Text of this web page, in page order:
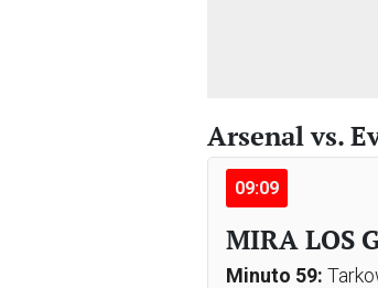
Arsenal vs.
09:09
MIRA LOS
Minuto 59: